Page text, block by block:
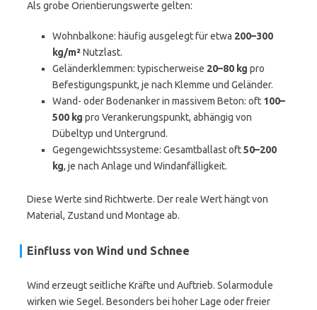
Als grobe Orientierungswerte gelten:
Wohnbalkone: häufig ausgelegt für etwa 200–300
kg/m²Nutzlast.
Geländerklemmen: typischerweise 20–80 kg pro
Befestigungspunkt, je nach Klemme und Geländer.
Wand- oder Bodenanker in massivem Beton: oft 100–
500 kg pro Verankerungspunkt, abhängig von
Dübeltyp und Untergrund.
Gegengewichtssysteme: Gesamtballast oft50–200
kg, je nach Anlage und Windanfälligkeit.
Diese Werte sind Richtwerte. Der reale Wert hängt von
Material, Zustand und Montage ab.
Einfluss von Wind und Schnee
Wind erzeugt seitliche Kräfte und Auftrieb. Solarmodule
wirken wie Segel. Besonders bei hoher Lage oder freier